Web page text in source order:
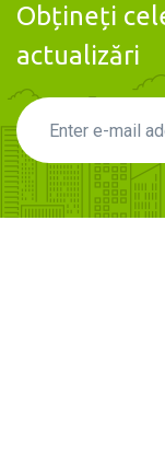
Obțineți
actualizări